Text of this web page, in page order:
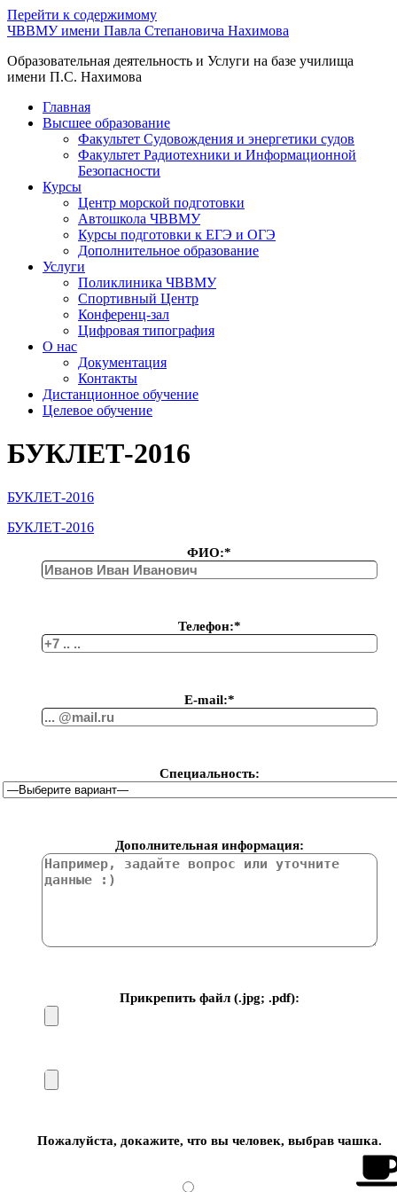
Перейти к содержимому
ЧВВМУ имени Павла Степановича Нахимова
Образовательная деятельность и Услуги на базе училища
имени П.С. Нахимова
Главная
Высшее образование
Факультет Судовождения и энергетики судов
Факультет Радиотехники и Информационной
Безопасности
Курсы
Центр морской подготовки
Автошкола ЧВВМУ
Курсы подготовки к ЕГЭ и ОГЭ
Дополнительное образование
Услуги
Поликлиника ЧВВМУ
Спортивный Центр
Конференц-зал
Цифровая типография
О нас
Документация
Контакты
Дистанционное обучение
Целевое обучение
БУКЛЕТ-2016
БУКЛЕТ-2016
БУКЛЕТ-2016
ФИО:*
Телефон:*
Е-mail:*
Специальность:
Дополнительная информация:
Прикрепить файл (.jpg; .pdf):
Пожалуйста, докажите, что вы человек, выбравчашка.